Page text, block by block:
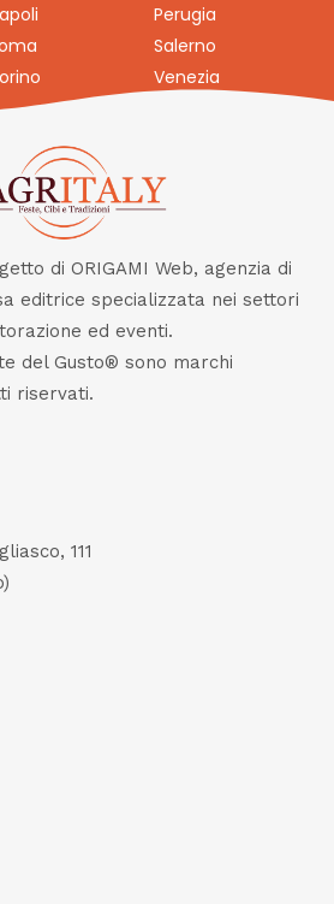
Perugia
Salerno
Venezia
di ORIGAMI Web, agenzia di
editrice specializzata nei settori
ed eventi.
del Gusto® sono marchi
riservati.
111